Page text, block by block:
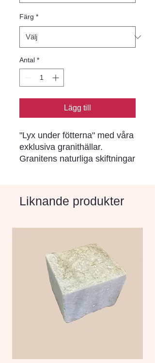
Färg *
Antal *
Lägg till
"Lyx under fötterna" med våra
exklusiva granithällar.
Granitens naturliga skiftningar
Liknande produkter